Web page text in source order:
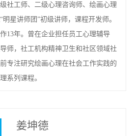
社工师、二级心理咨询师、绘画心理
星讲师团”初级讲师，课程开发师。
13年。曾在企业担任员工心理辅导
师，社工机构精神卫生和社区领域社
专注研究绘画心理在社会工作实践的
系列课程。
姜坤德